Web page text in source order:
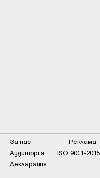
За нас
Реклама
Аудитория
ISO 9001-2015
Декларация